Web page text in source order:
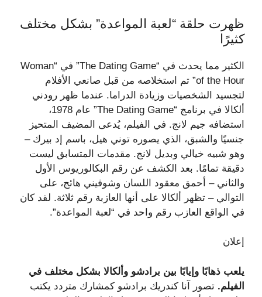
ظهرت حلقة “لعبة المواعدة” بشكل مختلف
كثيرًا
الكثير مما يحدث في “The Dating Game” في “Woman
of the Hour” تم استخلاصه من قبل صانعي الأفلام
لتجسيد الشخصيات وزيادة الدراما. عندما ظهر رودني
ألكالا في برنامج “The Dating Game” عام 1978،
استضافه جيم لانج. في الفيلم، يُدعى المضيف المتحيز
جنسيًا والشبق، الذي يصوره توني هيل، باسم إد بيرك –
وهو شبيه خيالي وبديل لانج. مقدمات المتسابق ليست
دقيقة تمامًا. بعد الكشف عن رقم البكالوريوس الأول
والثاني – أحمق معقود اللسان وشوفيني هائج، على
التوالي – تظهر ألكالا على أنها العازبة رقم ثلاثة. لقد كان
في الواقع العازب رقم واحد في “لعبة المواعدة”.
إعلان
يلعب ذهابًا وإيابًا بين برادشو وألكالا بشكل مختلف في
الفيلم. تصور آنا كندريك برادشو كمشارك متردد يكتب